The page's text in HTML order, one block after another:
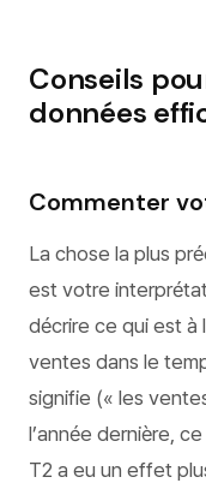
Conseils
données
Commenter
La chose la plus
est votre
décrire ce qui est à
ventes dans le
signifie (« les
l’année dernière,
T2 a eu un effet